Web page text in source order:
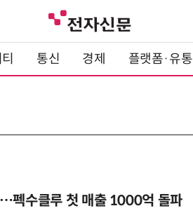
통신 경제 플랫폼·유통
펙수클루 첫 매출 1000억 돌파